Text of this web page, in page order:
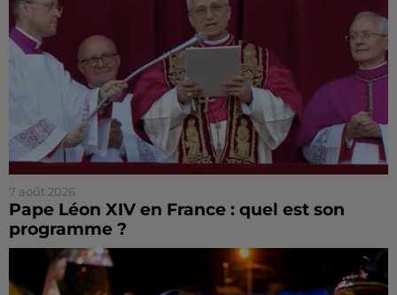
7 août 2026
Pape Léon XIV en France : quel est son
programme ?